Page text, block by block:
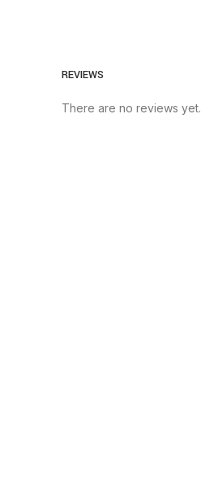
REVIEWS
There are no reviews yet.